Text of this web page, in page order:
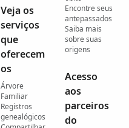
Veja os
serviços
que
oferecem
os
Árvore
Familiar
Registros
genealógicos
Encontre seus
antepassados
Saiba mais
sobre suas
origens
Acesso
aos
parceiros
do